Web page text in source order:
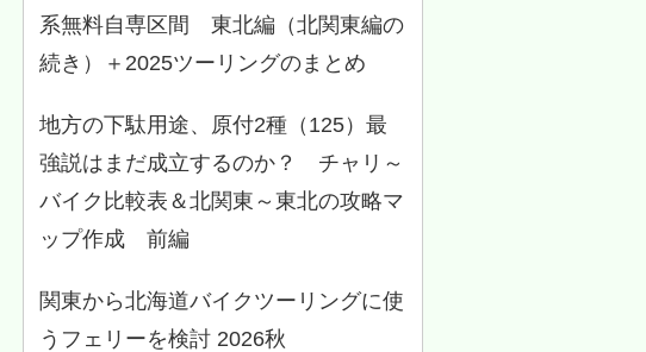
系無料自専区間 東北編（北関東編の
続き）＋2025ツーリングのまとめ
地方の下駄用途、原付2種（125）最
強説はまだ成立するのか？ チャリ～
バイク比較表＆北関東～東北の攻略マ
ップ作成 前編
関東から北海道バイクツーリングに使
うフェリーを検討 2026秋